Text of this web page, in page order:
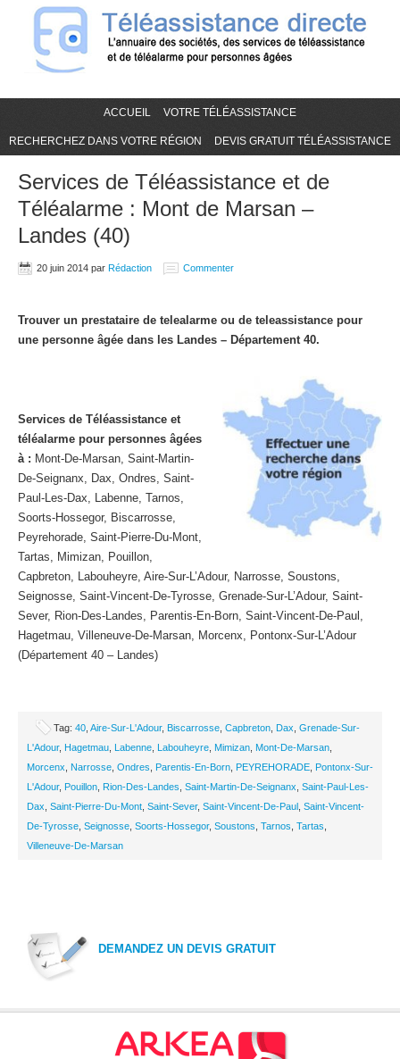
ACCUEIL VOTRE TÉLÉASSISTANCE
RECHERCHEZ DANS VOTRE RÉGION DEVIS GRATUIT TÉLÉASSISTANCE
Services de Téléassistance et de
Téléalarme : Mont de Marsan –
Landes (40)
20 juin 2014 par Rédaction Commenter
Trouver un prestataire de telealarme ou de teleassistance pour
une personne âgée dans les Landes – Département 40.
Services de Téléassistance et
téléalarme pour personnes âgées
à : Mont-De-Marsan, Saint-Martin-
De-Seignanx, Dax, Ondres, Saint-
Paul-Les-Dax, Labenne, Tarnos,
Soorts-Hossegor, Biscarrosse,
Peyrehorade, Saint-Pierre-Du-Mont,
Tartas, Mimizan, Pouillon,
Capbreton, Labouheyre, Aire-Sur-L’Adour, Narrosse, Soustons,
Seignosse, Saint-Vincent-De-Tyrosse, Grenade-Sur-L’Adour, Saint-
Sever, Rion-Des-Landes, Parentis-En-Born, Saint-Vincent-De-Paul,
Hagetmau, Villeneuve-De-Marsan, Morcenx, Pontonx-Sur-L’Adour
(Département 40 – Landes)
Tag: 40 Aire-Sur-L'Adour, Biscarrosse Capbreton Dax Grenade-Sur-
L'Adour, Hagetmau Labenne Labouheyre Mimizan Mont-De-Marsan
Morcenx
Narrosse Ondres Parentis-En-Born PEYREHORADE Pontonx-Sur-
L'Adour, Pouillon Rion-Des-Landes Saint-Martin-De-Seignanx Saint-Paul-Les-
Dax Saint-Pierre-Du-Mont Saint-Sever, Saint-Vincent-De-Paul Saint-Vincent-
De-Tyrosse Seignosse Soorts-Hossegor, Soustons Tarnos Tartas
Villeneuve-De-Marsan
DEMANDEZ UN DEVIS GRATUIT